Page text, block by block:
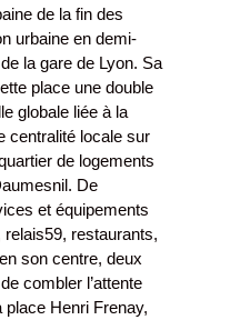
de la fin des
urbaine en demi-
la gare de Lyon. Sa
place une double
globale liée à la
centralité locale sur
de logements
De
et équipements
restaurants,
son centre, deux
combler l’attente
Henri Frenay,